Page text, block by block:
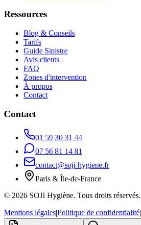
Ressources
Blog & Conseils
Tarifs
Guide Sinistre
Avis clients
FAQ
Zones d'intervention
À propos
Contact
Contact
01 59 30 31 44
07 56 81 14 81
contact@soji-hygiene.fr
Paris & Île-de-France
© 2026 SOJI Hygiène. Tous droits réservés.
Mentions légales|Politique de confidentialité|